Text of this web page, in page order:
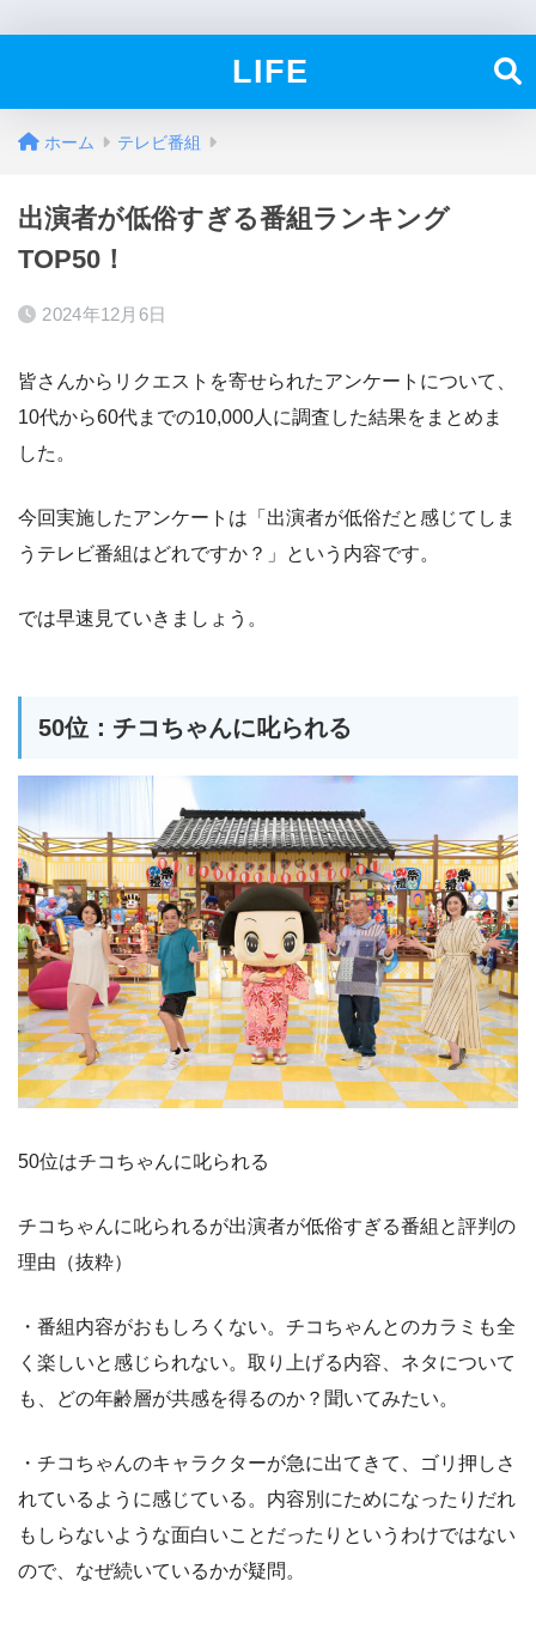
LIFE
ホーム テレビ番組
出演者が低俗すぎる番組ランキング
TOP50！
2024年12月6日
皆さんからリクエストを寄せられたアンケートについて、
10代から60代までの10,000人に調査した結果をまとめま
した。
今回実施したアンケートは「出演者が低俗だと感じてしま
うテレビ番組はどれですか？」という内容です。
では早速見ていきましょう。
50位：チコちゃんに叱られる
50位はチコちゃんに叱られる
チコちゃんに叱られるが出演者が低俗すぎる番組と評判の
理由（抜粋）
・番組内容がおもしろくない。チコちゃんとのカラミも全
く楽しいと感じられない。取り上げる内容、ネタについて
も、どの年齢層が共感を得るのか？聞いてみたい。
・チコちゃんのキャラクターが急に出てきて、ゴリ押しさ
れているように感じている。内容別にためになったりだれ
もしらないような面白いことだったりというわけではない
ので、なぜ続いているかが疑問。